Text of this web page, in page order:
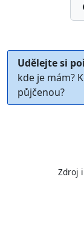
Udělejte si
kde je mám?
půjčenou?
Zdroj